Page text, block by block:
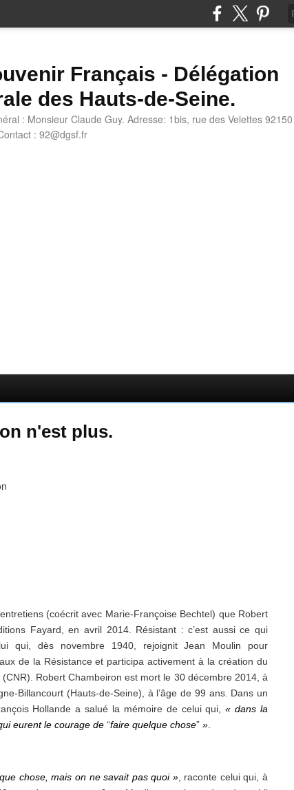
Français - Délégation
des Hauts-de-Seine.
: Monsieur Claude Guy. Adresse: 1bis, rue des Velettes 92150
: 92@dgsf.fr
n'est plus.
(coécrit avec Marie-Françoise Bechtel) que Robert
Fayard, en avril 2014. Résistant : c’est aussi ce qui
qui, dès novembre 1940, rejoignit Jean Moulin pour
de la Résistance et participa activement à la création du
Robert Chambeiron est mort le 30 décembre 2014, à
Billancourt (Hauts-de-Seine), à l’âge de 99 ans. Dans un
Hollande a salué la mémoire de celui qui,« dans la
eurent le courage de “faire quelque chose” »
chose, mais on ne savait pas quoi », raconte celui qui, à